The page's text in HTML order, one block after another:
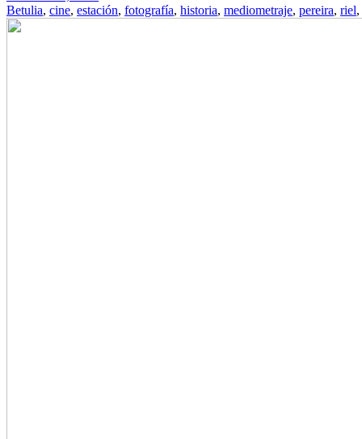
Betulia, cine, estación, fotografía, historia, mediometraje, pereira, riel,